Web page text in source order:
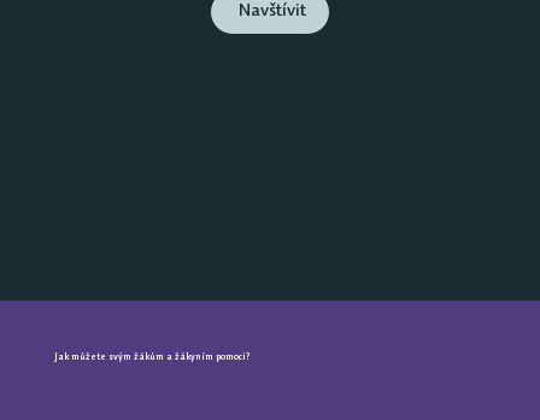
Navštívit
Jak můžete svým žákům a žákyním pomoci?